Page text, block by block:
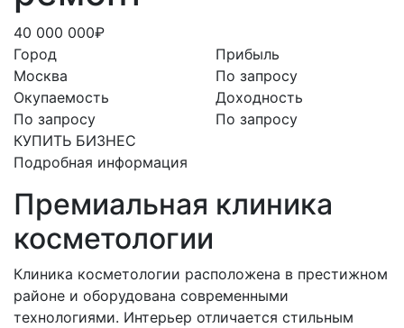
40 000 000₽
Город
Москва
Окупаемость
По запросу
КУПИТЬ БИЗНЕС
Прибыль
По запросу
Доходность
По запросу
Подробная информация
Премиальная клиника
косметологии
Клиника косметологии расположена в престижном
районе и оборудована современными
технологиями. Интерьер отличается стильным